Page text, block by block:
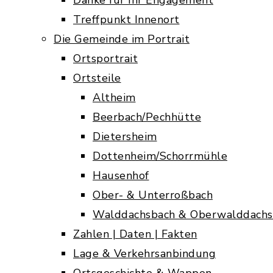
Treffpunkt Innenort
Die Gemeinde im Portrait
Ortsportrait
Ortsteile
Altheim
Beerbach/Pechhütte
Dietersheim
Dottenheim/Schorrmühle
Hausenhof
Ober- & Unterroßbach
Walddachsbach &
Zahlen | Daten | Fakten
Lage & Verkehrsanbindung